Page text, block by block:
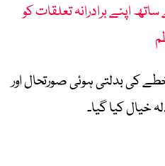
اپنے برادرانہ تعلقات کو
کی بدلتی ہوئی صورتحال اور
خیال کیا گیا۔